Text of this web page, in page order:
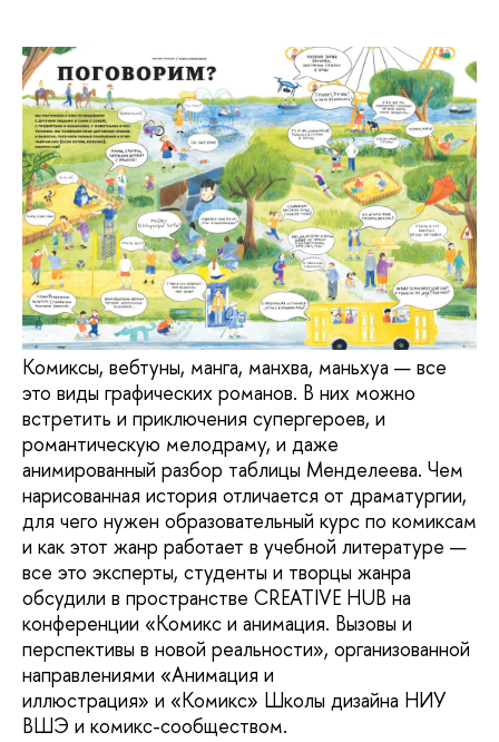
Комиксы, вебтуны, манга, манхва, маньхуа — все
это виды графических романов. В них можно
встретить и приключения супергероев, и
романтическую мелодраму, и даже
анимированный разбор таблицы Менделеева. Чем
нарисованная история отличается от драматургии,
для чего нужен образовательный курс по комиксам
и как этот жанр работает в учебной литературе —
все это эксперты, студенты и творцы жанра
обсудили в пространстве CREATIVE HUB на
конференции «Комикс и анимация. Вызовы и
перспективы в новой реальности», организованной
направлениями «Анимация и
иллюстрация» и «Комикс» Школы дизайна НИУ
ВШЭ и комикс-сообществом.